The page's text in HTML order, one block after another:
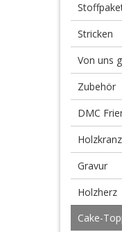
Stricken
Von uns
Zubehör
DMC
Holzkranz
Gravur
Holzherz
Cake-